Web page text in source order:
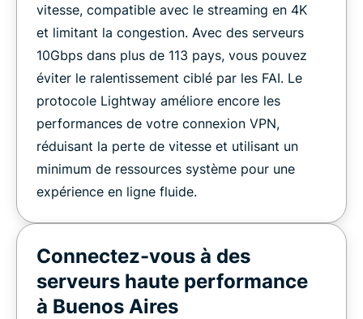
vitesse, compatible avec le streaming en 4K
et limitant la congestion. Avec des serveurs
10Gbps dans plus de 113 pays, vous pouvez
éviter le ralentissement ciblé par les FAI. Le
protocole Lightway améliore encore les
performances de votre connexion VPN,
réduisant la perte de vitesse et utilisant un
minimum de ressources système pour une
expérience en ligne fluide.
Connectez-vous à des
serveurs haute performance
à Buenos Aires